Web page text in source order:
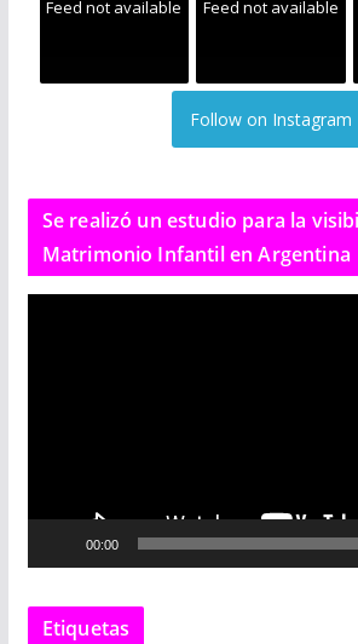
Feed not available Feed not available
Follow on Instagram
Se realizó un estudio para la
Matrimonio Infantil en Argentina
c
r
00:00
Etiquetas